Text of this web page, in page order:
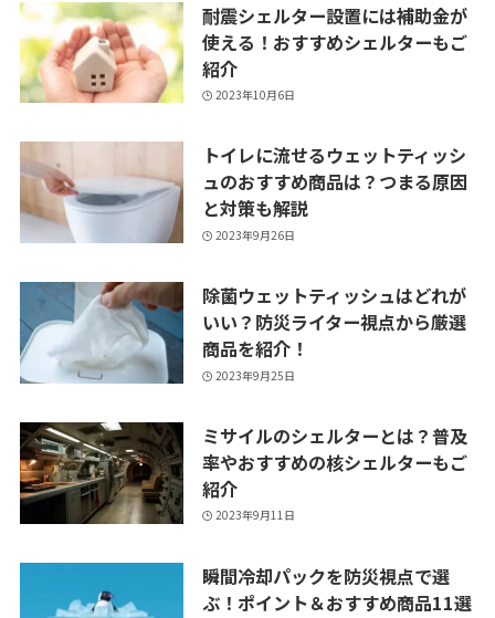
耐震シェルター設置には補助金が
使える！おすすめシェルターもご
紹介
2023年10月6日
トイレに流せるウェットティッシ
ュのおすすめ商品は？つまる原因
と対策も解説
2023年9月26日
除菌ウェットティッシュはどれが
いい？防災ライター視点から厳選
商品を紹介！
2023年9月25日
ミサイルのシェルターとは？普及
率やおすすめの核シェルターもご
紹介
2023年9月11日
瞬間冷却パックを防災視点で選
ぶ！ポイント＆おすすめ商品11選